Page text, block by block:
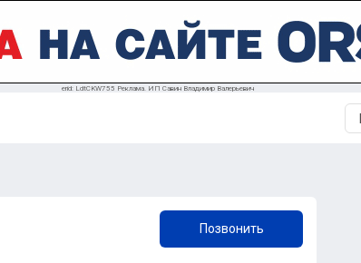
erid: LdtCKW755 Реклама. ИП Савин Владимир Валерьевич
Позвонить